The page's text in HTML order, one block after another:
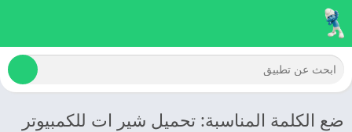
ضع الكلمة المناسبة: تحميل شير ات للكمبيوتر